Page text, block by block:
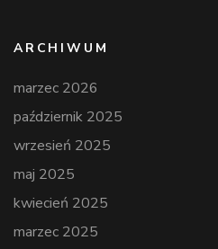
ARCHIWUM
marzec 2026
październik 2025
wrzesień 2025
maj 2025
kwiecień 2025
marzec 2025